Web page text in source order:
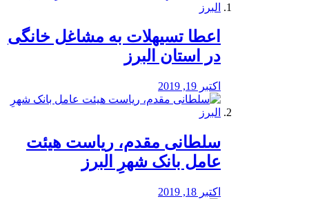
️اعطا تسیهلات به مشاغل خانگی
در استان البرز
اکتبر 19, 2019
سلطانی مقدم، ریاست هیئت
عامل بانک شهرِ البرز
اکتبر 18, 2019